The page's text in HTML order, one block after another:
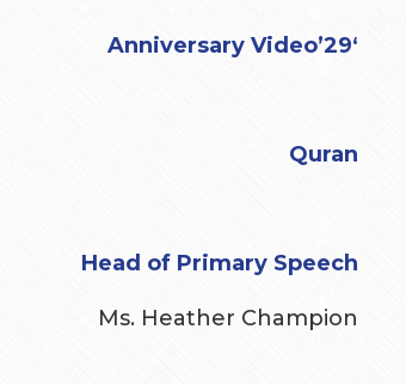
‘29’Anniversary Video
Quran
Head of Primary Speech
Ms. Heather Champion